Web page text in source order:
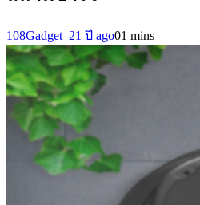
108Gadget_21 ปี ago01 mins